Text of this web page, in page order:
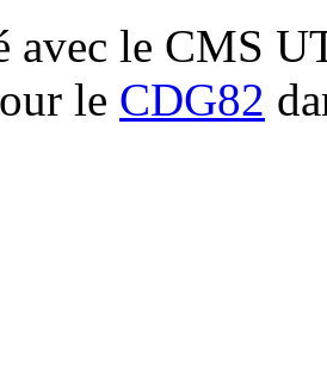
avec le CMS
le CDG82